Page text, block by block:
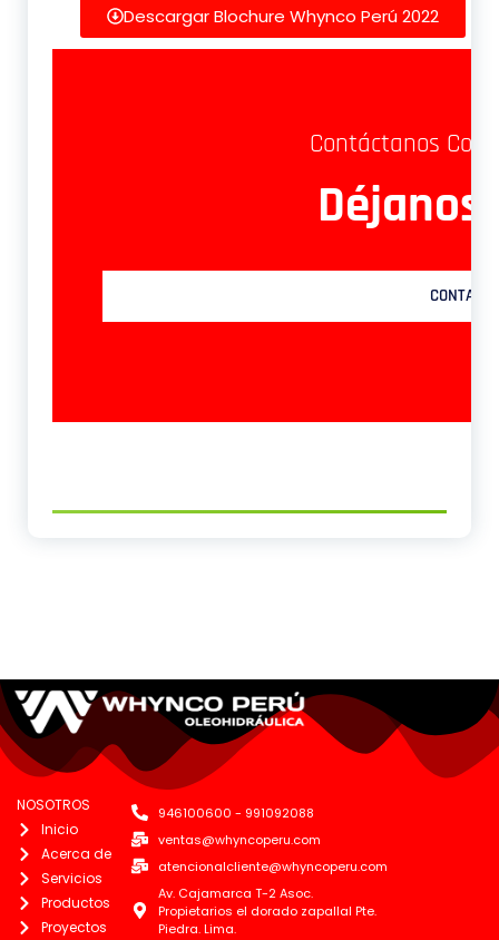
Descargar Blochure Whynco Perú 2022
Contáctanos Con
CONTACT
946100600 - 991092088
ventas@whyncoperu.com
atencionalcliente@whyncoperu.com
Av. Cajamarca T-2 Asoc.
Propietarios el dorado zapallal Pte.
Piedra. Lima.
NOSOTROS
Inicio
Acerca de
Servicios
Productos
Proyectos